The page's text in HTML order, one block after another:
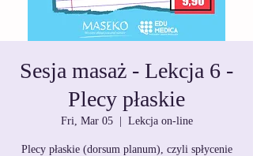
Sesja masaż - Lekcja 6 -
Plecy płaskie
Fri, Mar 05
  |
Lekcja on-line
Plecy płaskie (dorsum planum), czyli spłycenie